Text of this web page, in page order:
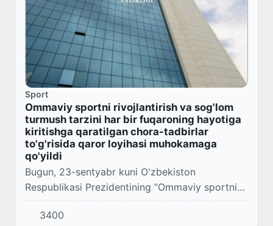
Sport
Ommaviy sportni rivojlantirish va sog'lom
turmush tarzini har bir fuqaroning hayotiga
kiritishga qaratilgan chora-tadbirlar
to'g'risida qaror loyihasi muhokamaga
qo'yildi
Bugun, 23-sentyabr kuni O'zbekiston
Respublikasi Prezidentining “Ommaviy sportni
rivojlantirish va sog'lom turmush tarzini har bir
fuqaroning hayotiga kiritishga qaratilgan chora-
3400